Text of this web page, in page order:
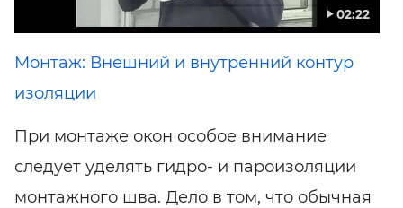
02:22
Монтаж: Внешний и внутренний контур
изоляции
При монтаже окон особое внимание
следует уделять гидро- и пароизоляции
монтажного шва. Дело в том, что обычная